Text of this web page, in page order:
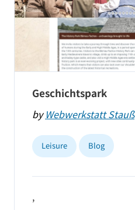
Geschichtspark
by Webwerkstatt Stauß
Leisure Blog
,